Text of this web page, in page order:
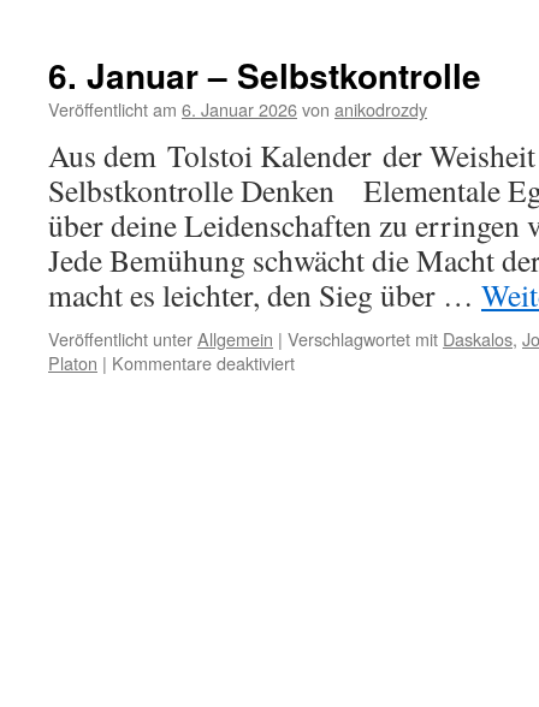
Geistiges
Leben
6. Januar – Selbstkontrolle
Veröffentlicht am 6. Januar 2026von anikodrozdy
Aus dem Tolstoi Kalender der
Selbstkontrolle Denken Elementale
über deine Leidenschaften zu erringen
Jede Bemühung schwächt die Macht
macht es leichter, den Sieg über …
Veröffentlicht unterAllgemein | Verschlagwortet mit Daskalos,
Platon | Kommentare deaktiviertfür